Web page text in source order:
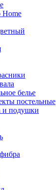
Home
белье
постельные
и подушки